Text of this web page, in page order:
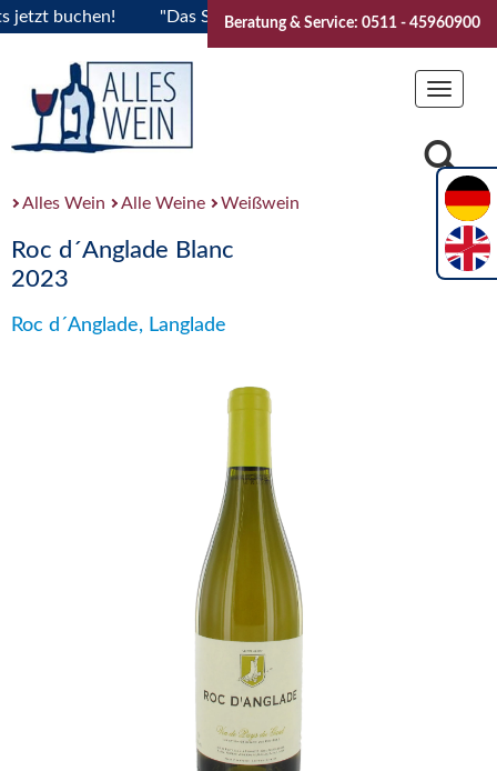
buchen! "Das Sommerfest 2026" Vive la
Beratung & Service: 0511 - 45960900
Toggle
Alles Wein Alle Weine Weißwein
Roc d´Anglade Blanc
2023
Roc d´Anglade, Langlade